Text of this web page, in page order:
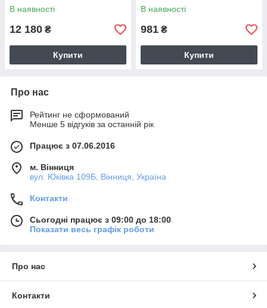
В наявності
12 180 ₴
Купити
В наявності
981 ₴
Купити
Про нас
Рейтинг не сформований
Менше 5 відгуків за останній рік
Працює з 07.06.2016
м. Вінниця
вул. Юківка 109Б, Вінниця, Україна
Контакти
Сьогодні працює з 09:00 до 18:00
Показати весь графік роботи
Про нас
Контакти